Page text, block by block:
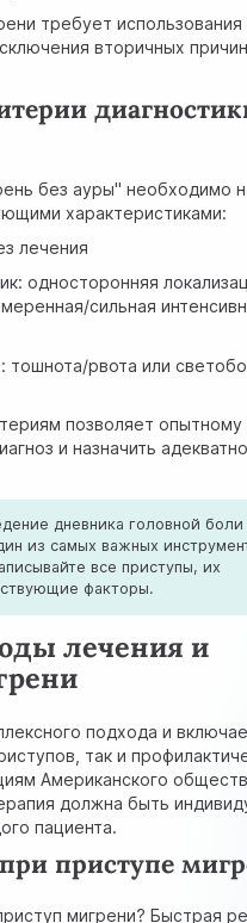
требует использования
вторичных
без ауры" необходимо
характеристиками:
лечения
односторонняя
сильная
рвота или
позволяет опытному
и назначить
дневника головной боли
из самых важных
все приступы, их
факторы.
лечения и
подхода и
так и
Американского
должна быть
пациента.
приступе
мигрени? Быстрая